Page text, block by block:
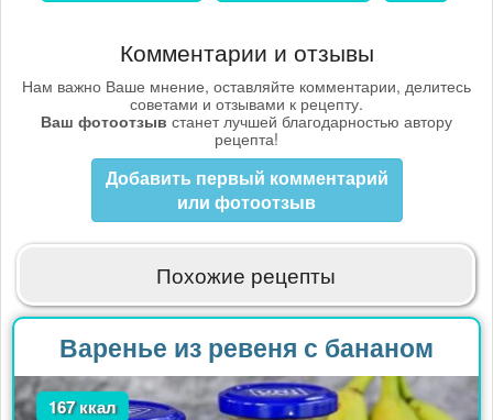
Комментарии и отзывы
Нам важно Ваше мнение, оставляйте комментарии, делитесь
советами и отзывами к рецепту.
Ваш фотоотзыв станет лучшей благодарностью автору
рецепта!
Добавить первый комментарий
или фотоотзыв
Похожие рецепты
Варенье из ревеня с бананом
167 ккал